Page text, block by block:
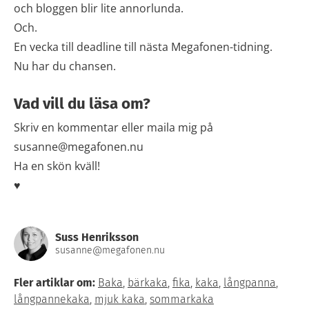
och bloggen blir lite annorlunda.
Och.
En vecka till deadline till nästa Megafonen-tidning.
Nu har du chansen.
Vad vill du läsa om?
Skriv en kommentar eller maila mig på
susanne@megafonen.nu
Ha en skön kväll!
♥
Suss Henriksson
susanne@megafonen.nu
Fler artiklar om: Baka, bärkaka, fika, kaka, långpanna,
långpannekaka, mjuk kaka, sommarkaka